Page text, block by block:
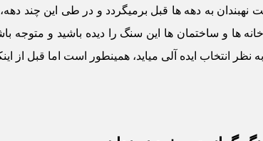
نهبندان به دهه ها قبل برمیگردد و در طی این
ها و ساختمان ها این سنگ را دیده باشید و متوجه
به نظر انتخاب ایده آلی میاید، همینطور است اما قبل از